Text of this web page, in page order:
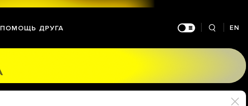
ПОМОЩЬ ДРУГА EN